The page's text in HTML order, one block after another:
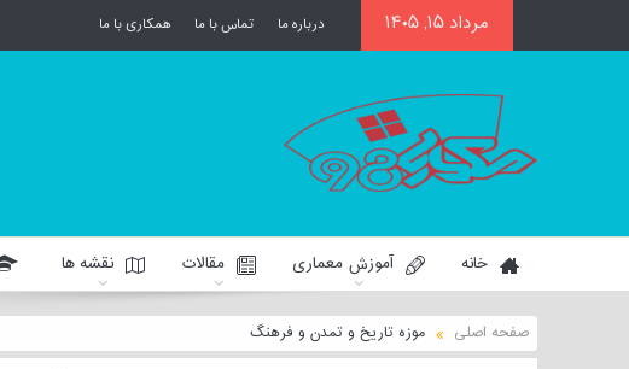
مرداد ۱۵, ۱۴۰۵ درباره ما تماس با ما همکاری با ما
خانه آموزش معماری مقالات نقشه ها
صفحه اصلی موزه تاریخ و تمدن و فرهنگ